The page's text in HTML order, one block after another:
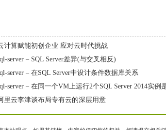
计算赋能初创企业 应对云时代挑战
server – SQL Server差异(与交叉相反)
server – 在SQL Server中设计条件数据库关系
server – 在同一个VM上运行2个SQL Server 2014实例
里云李津谈布局专有云的深层用意